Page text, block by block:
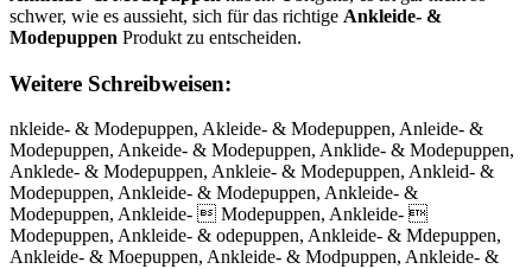
schwer, wie es aussieht, sich für das richtige Ankleide- &
Modepuppen Produkt zu entscheiden.
Weitere Schreibweisen:
nkleide- & Modepuppen, Akleide- & Modepuppen, Anleide- & Modepuppen, Ankeide- & Modepuppen, Anklide- & Modepuppen, Anklede- & Modepuppen, Ankleie- & Modepuppen, Ankleid- & Modepuppen, Ankleide- & Modepuppen, Ankleide- & Modepuppen, Ankleide-  Modepuppen, Ankleide-  Modepuppen, Ankleide- & odepuppen, Ankleide- & Mdepuppen, Ankleide- & Moepuppen, Ankleide- & Modpuppen, Ankleide- & Modeuppen, Ankleide- & Modepppen, Ankleide- & Modepupen, Ankleide- & Modepuppn, Ankleide- & Modepuppe, AAnkleide- & Modepuppen, Annkleide- & Modepuppen, Ankkleide- & Modepuppen, Anklleide- & Modepuppen, Ankleeide- & Modepuppen, Ankleiide- & Modepuppen, Ankleidde- & Modepuppen, Ankleidee- & Modepuppen, Ankleide- & Modepuppen, Ankleide- Œ Modepuppen, Ankleide- Ƅ Modepuppen, Ankleide- & MModepuppen, Ankleide- & Moodepuppen, Ankleide- & Moddepuppen, Ankleide- & Modeepuppen, Ankleide- & Modeppuppen, Ankleide- & Modepuuppen, Ankleide- & Modepupppen, Ankleide- & Modepuppeen, Ankleide- & Modepuppenn, nAkleide- & Modepuppen, Aknleide- & Modepuppen, Anlkeide- & Modepuppen, Ankelide- & Modepuppen, Ankliede- & Modepuppen, Ankledie- & Modepuppen, Ankleied- & Modepuppen, Ankleid-e & Modepuppen, Ankleide-&# 038; Modepuppen, Ankleide- Ĵ Modepuppen, Ankleide- S Modepuppen, Ankleide- 8 Modepuppen, Ankleide- &M odepuppen, Ankleide- & oMdepuppen, Ankleide- & Mdoepuppen, Ankleide- & Moedpuppen, Ankleide- & Modpeuppen, Ankleide- & Modeupppen, Ankleide- & Modeppupen, Ankleide- & Modepupepn, Ankleide- & Modepuppne, Ankleide-& Modepuppen, Ankleide- &Modepuppen, Qnkleide- & Modepuppen, Wnkleide- & Modepuppen, Znkleide- & Modepuppen, Xnkleide- & Modepuppen, A kleide- & Modepuppen, Abkleide- & Modepuppen, Agkleide- & Modepuppen, Ahkleide- & Modepuppen, Ajkleide- & Modepuppen, Amkleide- & Modepuppen, Anuleide- & Modepuppen, Anjleide- & Modepuppen, Anmleide- & Modepuppen, Anlleide- & Modepuppen, Anoleide- & Modepuppen, Ankpeide- & Modepuppen, Ankoeide- & Modepuppen, Ankieide- & Modepuppen, Ankkeide- & Modepuppen, Ankmeide- & Modepuppen, Anklwide- & Modepuppen, Anklside- & Modepuppen, Ankldide- & Modepuppen, Anklfide- & Modepuppen, Anklride- & Modepuppen, Ankl3ide- & Modepuppen, Ankl4ide- & Modepuppen, Ankleude- & Modepuppen, Anklejde- & Modepuppen, Anklekde- & Modepuppen, Anklelde- & Modepuppen, Ankleode- & Modepuppen, Ankle8de- & Modepuppen, Ankle9de- & Modepuppen, Ankleixe- & Modepuppen, Ankleise- & Modepuppen, Ankleiwe- & Modepuppen, Ankleiee- & Modepuppen, Ankleire- & Modepuppen, Ankleife- & Modepuppen, Ankleive- & Modepuppen, Ankleice- & Modepuppen, Ankleidw- & Modepuppen, Ankleids- & Modepuppen, Ankleidd- & Modepuppen, Ankleidf- & Modepuppen, Ankleidr- & Modepuppen, Ankleid3- & Modepuppen, Ankleid4- & Modepuppen, Ankleide- &#o38; Modepuppen, Ankleide- &#p38; Modepuppen, Ankleide- �w8; Modepuppen, Ankleide- �e8; Modepuppen, Ankleide- �r8; Modepuppen, Ankleide- u; Modepuppen, Ankleide- i; Modepuppen, Ankleide- o; Modepuppen, Ankleide- & odepuppen, Ankleide- & Nodepuppen, Ankleide- & Hodepuppen, Ankleide- & Jodepuppen, Ankleide- & Kodepuppen, Ankleide- & Lodepuppen, Ankleide- & Midepuppen, Ankleide- & Mkdepuppen, Ankleide- & Mldepuppen, Ankleide- & Mpdepuppen, Ankleide- & M9depuppen, Ankleide- & M0depuppen, Ankleide- & Moxepuppen, Ankleide- & Mosepuppen, Ankleide- & Mowepuppen, Ankleide- & Moeepuppen, Ankleide- & Morepuppen, Ankleide- & Mofepuppen, Ankleide- & Movepuppen, Ankleide- & Mocepuppen, Ankleide- & Modwpuppen, Ankleide- & Modspuppen, Ankleide- & Moddpuppen, Ankleide- & Modfpuppen, Ankleide- & Modrpuppen, Ankleide- & Mod3puppen, Ankleide- & Mod4puppen, Ankleide- & Modeouppen, Ankleide- & Modeluppen, Ankleide- & Modeöuppen, Ankleide- & Modeüuppen, Ankleide- & Mode0uppen, Ankleide- & Modeßuppen, Ankleide- & Modepyppen, Ankleide- & Modephppen, Ankleide- & Modepjppen, Ankleide- & Modepkppen, Ankleide- & Modepippen, Ankleide- & Modep7ppen, Ankleide- & Modep8ppen, Ankleide- & Modepuopen, Ankleide- & Modepulpen, Ankleide- & Modepuöpen, Ankleide- & Modepuüpen, Ankleide- & Modepu0pen, Ankleide- & Modepußpen, Ankleide- & Modepupoen, Ankleide- & Modepuplen, Ankleide- & Modepupöen, Ankleide- & Modepupüen, Ankleide- & Modepup0en, Ankleide- & Modepupßen, Ankleide- & Modepuppwn, Ankleide- & Modepuppsn, Ankleide- & Modepuppdn, Ankleide- & Modepuppfn, Ankleide- & Modepupprn, Ankleide- & Modepupp3n, Ankleide- & Modepupp4n, Ankleide- & Modepuppe , Ankleide- & Modepuppeb, Ankleide- & Modepuppeg, Ankleide- & Modepuppeh, Ankleide- & Modepuppej, Ankleide- & Modepuppem, QAnkleide- & Modepuppen, AQnkleide- & Modepuppen, WAnkleide- & Modepuppen, AWnkleide- & Modepuppen, ZAnkleide- & Modepuppen, AZnkleide- & Modepuppen, XAnkleide- & Modepuppen, AXnkleide- & Modepuppen, A nkleide- & Modepuppen, An kleide- & Modepuppen, Abnkleide- & Modepuppen, Anbkleide- & Modepuppen, Agnkleide- & Modepuppen, Angkleide- & Modepuppen, Ahnkleide- & Modepuppen, Anhkleide- & Modepuppen, Ajnkleide- & Modepuppen, Anjkleide- & Modepuppen, Amnkleide- & Modepuppen, Anmkleide- & Modepuppen, Anukleide- & Modepuppen, Ankuleide- & Modepuppen, Ankjleide- & Modepuppen, Ankmleide- & Modepuppen, Anlkleide- & Modepuppen, Anokleide- & Modepuppen, Ankoleide- & Modepuppen, Ankpleide- & Modepuppen, Anklpeide- & Modepuppen, Ankloeide- & Modepuppen, Ankileide- & Modepuppen, Anklieide- & Modepuppen, Anklkeide- & Modepuppen, Anklmeide- & Modepuppen, Anklweide- & Modepuppen, Anklewide- & Modepuppen, Anklseide- & Modepuppen, Ankleside- & Modepuppen, Ankldeide- & Modepuppen, Ankledide- & Modepuppen, Anklfeide- & Modepuppen, Anklefide- & Modepuppen, Anklreide- & Modepuppen, Ankleride- & Modepuppen, Ankl3eide- & Modepuppen, Ankle3ide- & Modepuppen, Ankl4eide- & Modepuppen, Ankle4ide- & Modepuppen, Ankleuide- & Modepuppen, Ankleiude- & Modepuppen, Anklejide- & Modepuppen, Ankleijde- & Modepuppen, Anklekide- & Modepuppen, Ankleikde- & Modepuppen, Anklelide- & Modepuppen, Ankleilde- & Modepuppen, Ankleoide- & Modepuppen, Ankleiode- & Modepuppen, Ankle8ide- & Modepuppen, Anklei8de- & Modepuppen, Ankle9ide- & Modepuppen, Anklei9de- & Modepuppen, Ankleixde- & Modepuppen, Ankleidxe- & Modepuppen, Ankleisde- & Modepuppen, Ankleidse- & Modepuppen, Ankleiwde- & Modepuppen, Ankleidwe- & Modepuppen, Ankleiede- & Modepuppen, Ankleirde- & Modepuppen, Ankleidre- & Modepuppen, Ankleifde- & Modepuppen, Ankleidfe- & Modepuppen, Ankleivde- & Modepuppen, Ankleidve- & Modepuppen, Ankleicde- & Modepuppen, Ankleidce- & Modepuppen, Ankleidew- & Modepuppen, Ankleides- & Modepuppen, Ankleided- & Modepuppen, Ankleidef- & Modepuppen, Ankleider- & Modepuppen, Ankleid3e- & Modepuppen, Ankleide3- & Modepuppen, Ankleid4e- & Modepuppen, Ankleide4- & Modepuppen, Ankleide- &#o038; Modepuppen, Ankleide- �o38; Modepuppen, Ankleide- &#p038; Modepuppen, Ankleide- �p38; Modepuppen, Ankleide- �w38; Modepuppen, Ankleide- w8; Modepuppen, Ankleide- �e38; Modepuppen, Ankleide- e8; Modepuppen, Ankleide- �r38; Modepuppen, Ankleide- r8; Modepuppen, Ankleide- u8; Modepuppen, Ankleide- &u; Modepuppen, Ankleide- i8; Modepuppen, Ankleide- &i; Modepuppen, Ankleide- o8; Modepuppen, Ankleide- &o; Modepuppen, Ankleide- & Modepuppen, Ankleide- & M odepuppen, Ankleide- & NModepuppen, Ankleide- & MNodepuppen, Ankleide- & HModepuppen, Ankleide- & MHodepuppen, Ankleide- & JModepuppen, Ankleide- & MJodepuppen, Ankleide- & KModepuppen, Ankleide- & MKodepuppen, Ankleide- & LModepuppen, Ankleide- & MLodepuppen, Ankleide- & Miodepuppen, Ankleide- & Moidepuppen, Ankleide- & Mkodepuppen, Ankleide- & Mokdepuppen, Ankleide- & Mlodepuppen, Ankleide- & Moldepuppen, Ankleide- & Mpodepuppen, Ankleide- & Mopdepuppen, Ankleide- & M9odepuppen, Ankleide- & Mo9depuppen, Ankleide- & M0odepuppen, Ankleide- & Mo0depuppen, Ankleide- & Moxdepuppen, Ankleide- & Modxepuppen, Ankleide- & Mosdepuppen, Ankleide- & Modsepuppen, Ankleide- & Mowdepuppen, Ankleide- & Modwepuppen, Ankleide- & Moedepuppen, Ankleide- & Mordepuppen, Ankleide- & Modrepuppen, Ankleide- & Mofdepuppen, Ankleide- & Modfepuppen, Ankleide- & Movdepuppen, Ankleide- & Modvepuppen, Ankleide- & Mocdepuppen, Ankleide- & Modcepuppen, Ankleide- & Modewpuppen, Ankleide- & Modespuppen, Ankleide- & Modedpuppen, Ankleide- & Modefpuppen, Ankleide- & Moderpuppen, Ankleide- & Mod3epuppen, Ankleide- & Mode3puppen, Ankleide- & Mod4epuppen, Ankleide- & Mode4puppen, Ankleide- & Modeopuppen, Ankleide- & Modepouppen, Ankleide- & Modelpuppen, Ankleide- & Modepluppen, Ankleide- & Modeöpuppen, Ankleide- & Modepöuppen, Ankleide- & Modeüpuppen, Ankleide- & Modepüuppen, Ankleide- & Mode0puppen, Ankleide- & Modep0uppen, Ankleide- & Modeßpuppen, Ankleide- & Modepßuppen, Ankleide- & Modepyuppen, Ankleide- & Modepuyppen, Ankleide- & Modephuppen, Ankleide- & Modepuhppen, Ankleide- & Modepjuppen, Ankleide- & Modepujppen, Ankleide- & Modepkuppen, Ankleide- & Modepukppen, Ankleide- & Modepiuppen, Ankleide- & Modepuippen, Ankleide- & Modep7uppen, Ankleide- & Modepu7ppen, Ankleide- & Modep8uppen, Ankleide- & Modepu8ppen, Ankleide- & Modepuoppen, Ankleide- & Modepupopen, Ankleide- & Modepulppen, Ankleide- & Modepuplpen, Ankleide- & Modepuöppen, Ankleide- & Modepupöpen, Ankleide- & Modepuüppen, Ankleide- & Modepupüpen, Ankleide- & Modepu0ppen, Ankleide- & Modepup0pen, Ankleide- & Modepußppen, Ankleide- & Modepupßpen, Ankleide- & Modepuppoen, Ankleide- & Modepupplen, Ankleide- & Modepuppöen, Ankleide- & Modepuppüen, Ankleide- & Modepupp0en, Ankleide- & Modepuppßen, Ankleide- & Modepuppwen, Ankleide- & Modepuppewn, Ankleide- & Modepuppsen, Ankleide- & Modepuppesn, Ankleide- & Modepuppden, Ankleide- & Modepuppedn, Ankleide- & Modepuppfen, Ankleide- & Modepuppefn, Ankleide- & Modepuppren, Ankleide- & Modepuppern, Ankleide- & Modepupp3en, Ankleide- & Modepuppe3n, Ankleide- & Modepupp4en, Ankleide- & Modepuppe4n, Ankleide- & Modepuppe n, Ankleide- & Modepuppen , Ankleide- & Modepuppebn, Ankleide- & Modepuppenb, Ankleide- & Modepuppegn, Ankleide- & Modepuppeng, Ankleide- & Modepuppehn, Ankleide- & Modepuppenh, Ankleide- & Modepuppejn, Ankleide- & Modepuppenj, Ankleide- & Mod